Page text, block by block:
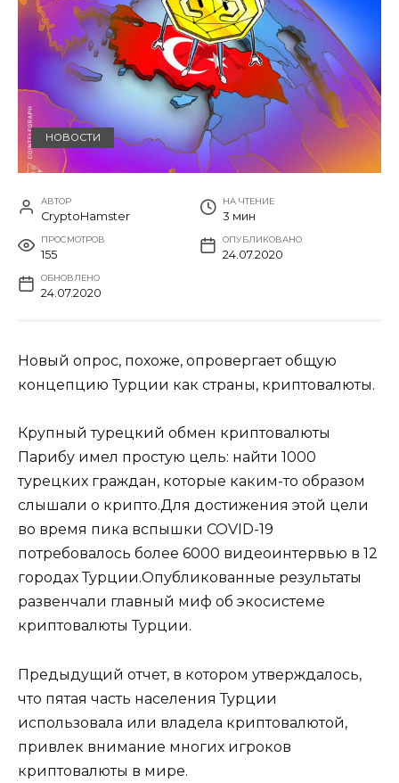
НОВОСТИ
АВТОР
CryptoHamster
НА ЧТЕНИЕ
3 мин
ПРОСМОТРОВ
155
ОПУБЛИКОВАНО
24.07.2020
ОБНОВЛЕНО
24.07.2020
Новый опрос, похоже, опровергает общую
концепцию Турции как страны, криптовалюты.
Крупный турецкий обмен криптовалюты
Парибу имел простую цель: найти 1000
турецких граждан, которые каким-то образом
слышали о крипто.Для достижения этой цели
во время пика вспышки COVID-19
потребовалось более 6000 видеоинтервью в 12
городах Турции.Опубликованные результаты
развенчали главный миф об экосистеме
криптовалюты Турции.
Предыдущий отчет, в котором утверждалось,
что пятая часть населения Турции
использовала или владела криптовалютой,
привлек внимание многих игроков
криптовалюты в мире.